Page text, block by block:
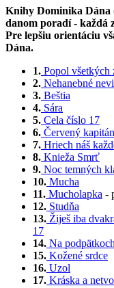
Knihy Dominika Dána
danom poradí - každá
Pre lepšiu orientáciu
Dána.
1. Popol všetkých
2. Nehanebné
3. Beštia
4. Sára
5. Cela číslo 17
6. Červený kapitán
7. Hriech náš
8. Knieža Smrť
9. Noc temných
10. Mucha
11. Mucholapka -
12. Studňa
13. Žiješ iba
17
14. Na podpätkoch
15. Kožené srdce
16. Uzol
17. Kráska a